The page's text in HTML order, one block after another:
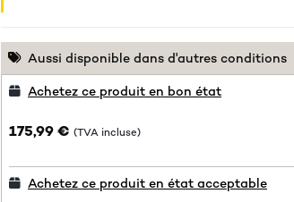
Aussi disponible dans d'autres conditions
Achetez ce produit en bon état
175,99 € (TVA incluse)
Achetez ce produit en état acceptable